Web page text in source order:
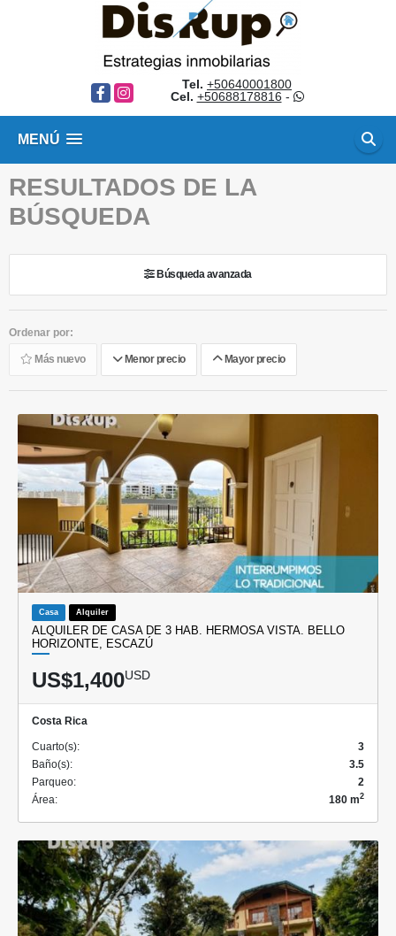
FacebookInstagram
Tel. +50640001800
Cel. +50688178816 -
MENÚ
RESULTADOS DE LA
BÚSQUEDA
Búsqueda avanzada
Ordenar por:
Más nuevo Menor precio Mayor precio
Casa Alquiler
ALQUILER DE CASA DE 3 HAB. HERMOSA VISTA. BELLO
HORIZONTE, ESCAZÚ
US$1,400USD
Costa Rica
Cuarto(s):
3
Baño(s):
3.5
Parqueo:
2
Área:
180 m2